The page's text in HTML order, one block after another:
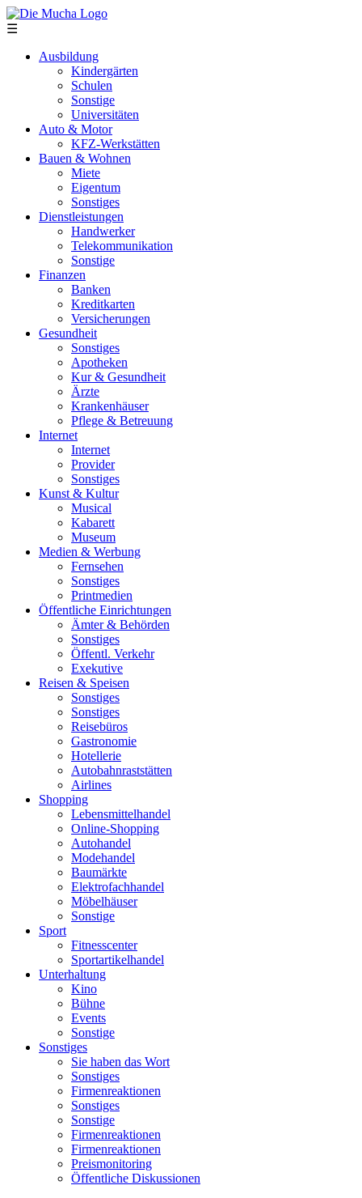
Direkt zum Inhalt
☰
Ausbildung
Kindergärten
Schulen
Sonstige
Universitäten
Auto & Motor
KFZ-Werkstätten
Bauen & Wohnen
Miete
Eigentum
Sonstiges
Dienstleistungen
Handwerker
Telekommunikation
Sonstige
Finanzen
Banken
Kreditkarten
Versicherungen
Gesundheit
Sonstiges
Apotheken
Kur & Gesundheit
Ärzte
Krankenhäuser
Pflege & Betreuung
Internet
Internet
Provider
Sonstiges
Kunst & Kultur
Musical
Kabarett
Museum
Medien & Werbung
Fernsehen
Sonstiges
Printmedien
Öffentliche Einrichtungen
Ämter & Behörden
Sonstiges
Öffentl. Verkehr
Exekutive
Reisen & Speisen
Sonstiges
Sonstiges
Reisebüros
Gastronomie
Hotellerie
Autobahnraststätten
Airlines
Shopping
Lebensmittelhandel
Online-Shopping
Autohandel
Modehandel
Baumärkte
Elektrofachhandel
Möbelhäuser
Sonstige
Sport
Fitnesscenter
Sportartikelhandel
Unterhaltung
Kino
Bühne
Events
Sonstige
Sonstiges
Sie haben das Wort
Sonstiges
Firmenreaktionen
Sonstiges
Sonstige
Firmenreaktionen
Firmenreaktionen
Preismonitoring
Öffentliche Diskussionen